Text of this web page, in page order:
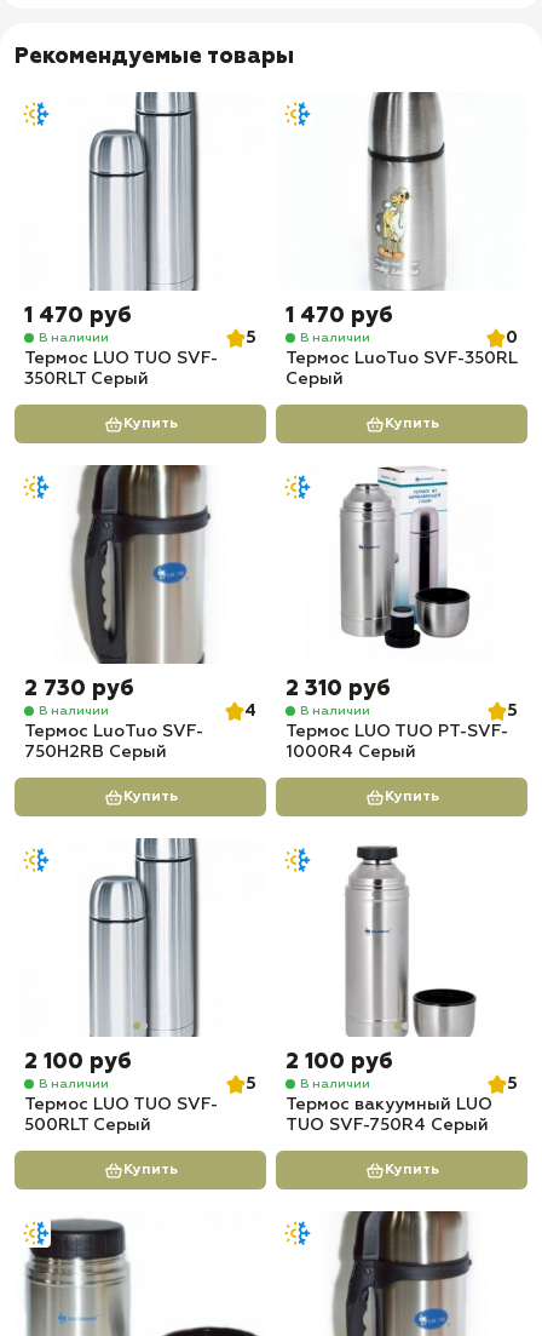
Рекомендуемые товары
1 470 руб
В наличии
5
Термос LUO TUO SVF-
350RLT Серый
Купить
1 470 руб
В наличии
0
Термос LuoTuo SVF-350RL
Серый
Купить
2 730 руб
В наличии
4
Термос LuoTuo SVF-
750H2RB Серый
Купить
2 310 руб
В наличии
5
Термос LUO TUO PT-SVF-
1000R4 Серый
Купить
2 100 руб
В наличии
5
Термос LUO TUO SVF-
500RLT Серый
Купить
2 100 руб
В наличии
5
Термос вакуумный LUO
TUO SVF-750R4 Серый
Купить